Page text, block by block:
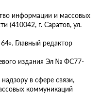
информации и массовых
(410042, г. Саратов, ул.
Главный редактор
издания Эл № ФС77-
в сфере связи,
коммуникаций